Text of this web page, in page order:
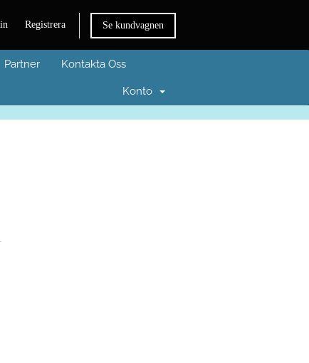
Registrera Se kundvagnen
Partner Kontakta Oss
Konto